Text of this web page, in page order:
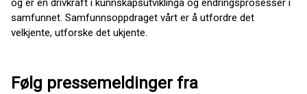
og er en drivkraft i kunnskapsutviklinga og endringsprosesser i
samfunnet. Samfunnsoppdraget vårt er å utfordre det
velkjente, utforske det ukjente.
Følg pressemeldinger fra